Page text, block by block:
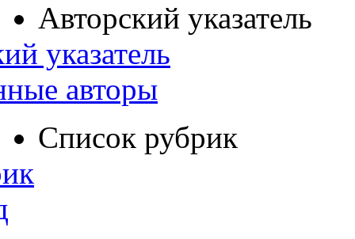
Авторский указатель
указатель
авторы
Список рубрик